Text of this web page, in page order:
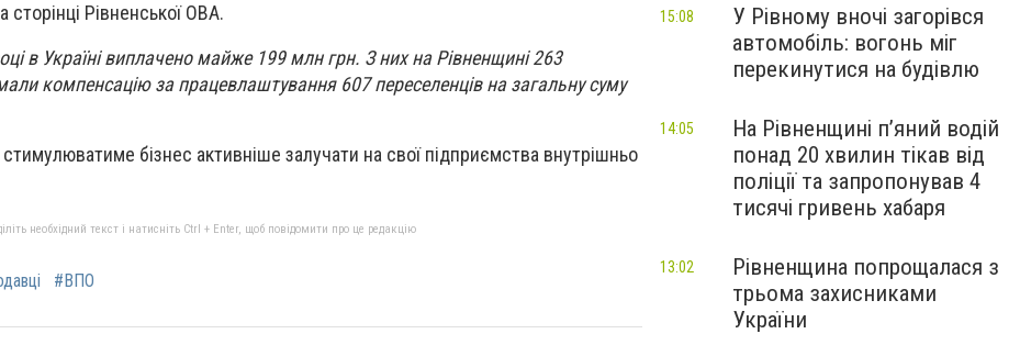
сторінці Рівненської ОВА.
в Україні виплачено майже 199 млн грн. З них на Рівненщині 263
компенсацію за працевлаштування 607 переселенців на загальну суму
бізнес активніше залучати на свої підприємства внутрішньо
необхідний текст і натисніть Ctrl + Enter, щоб повідомити про це редакцію
#ВПО
У Рівному вночі загорівся
автомобіль: вогонь міг
перекинутися на будівлю
15:08
На Рівненщині п’яний водій
понад 20 хвилин тікав від
поліції та запропонував 4
тисячі гривень хабаря
14:05
Рівненщина попрощалася з
трьома захисниками
України
13:02